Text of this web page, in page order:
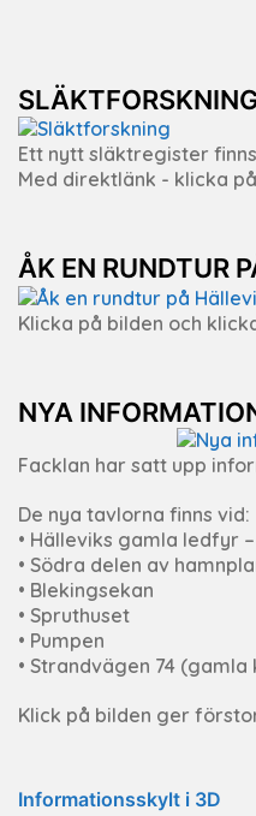
Ett nytt släktregister
Med direktlänk - klicka
ÅK EN RUNDTUR
Klicka på bilden och
NYA
Facklan har satt upp
De nya tavlorna finns vid:
• Hälleviks gamla ledfyr
• Södra delen av
• Blekingsekan
• Spruthuset
• Pumpen
• Strandvägen 74
Klick på bilden ger
Informationsskylt i 3D